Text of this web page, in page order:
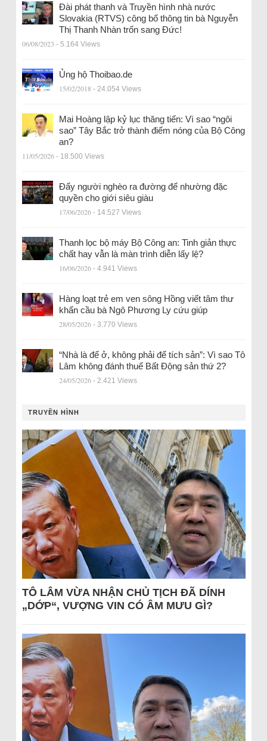
Đài phát thanh và Truyền hình nhà nước
Slovakia (RTVS) công bố thông tin bà Nguyễn
Thị Thanh Nhàn trốn sang Đức!
06/08/2023 - 5.164 Views
Ủng hộ Thoibao.de
15/02/2018 - 24.054 Views
Mai Hoàng lập kỷ lục thăng tiến: Vì sao “ngôi
sao” Tây Bắc trở thành điểm nóng của Bộ Công
an?
11/05/2026 - 18.500 Views
Đẩy người nghèo ra đường để nhường đặc
quyền cho giới siêu giàu
17/06/2026 - 14.527 Views
Thanh lọc bộ máy Bộ Công an: Tinh giản thực
chất hay vẫn là màn trình diễn lấy lệ?
16/06/2026 - 4.941 Views
Hàng loạt trẻ em ven sông Hồng viết tâm thư
khẩn cầu bà Ngô Phương Ly cứu giúp
28/05/2026 - 3.770 Views
“Nhà là để ở, không phải để tích sản”: Vì sao Tô
Lâm không đánh thuế Bất Động sản thứ 2?
24/05/2026 - 2.421 Views
TRUYỀN HÌNH
TÔ LÂM VỪA NHẬN CHỦ TỊCH ĐÃ DÍNH
„DỚP“, VƯỢNG VIN CÓ ÂM MƯU GÌ?